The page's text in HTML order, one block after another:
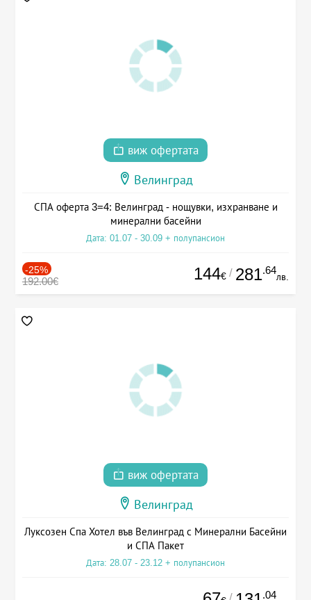
виж офертата
Велинград
СПА оферта 3=4: Велинград - нощувки, изхранване и
минерални басейни
Дата: 01.07 - 30.09 + полупансион
-25%
192.00€ 144€ / 281.64
лв.
виж офертата
Велинград
Луксозен Спа Хотел във Велинград с Минерални Басейни
и СПА Пакет
Дата: 28.07 - 23.12 + полупансион
.04